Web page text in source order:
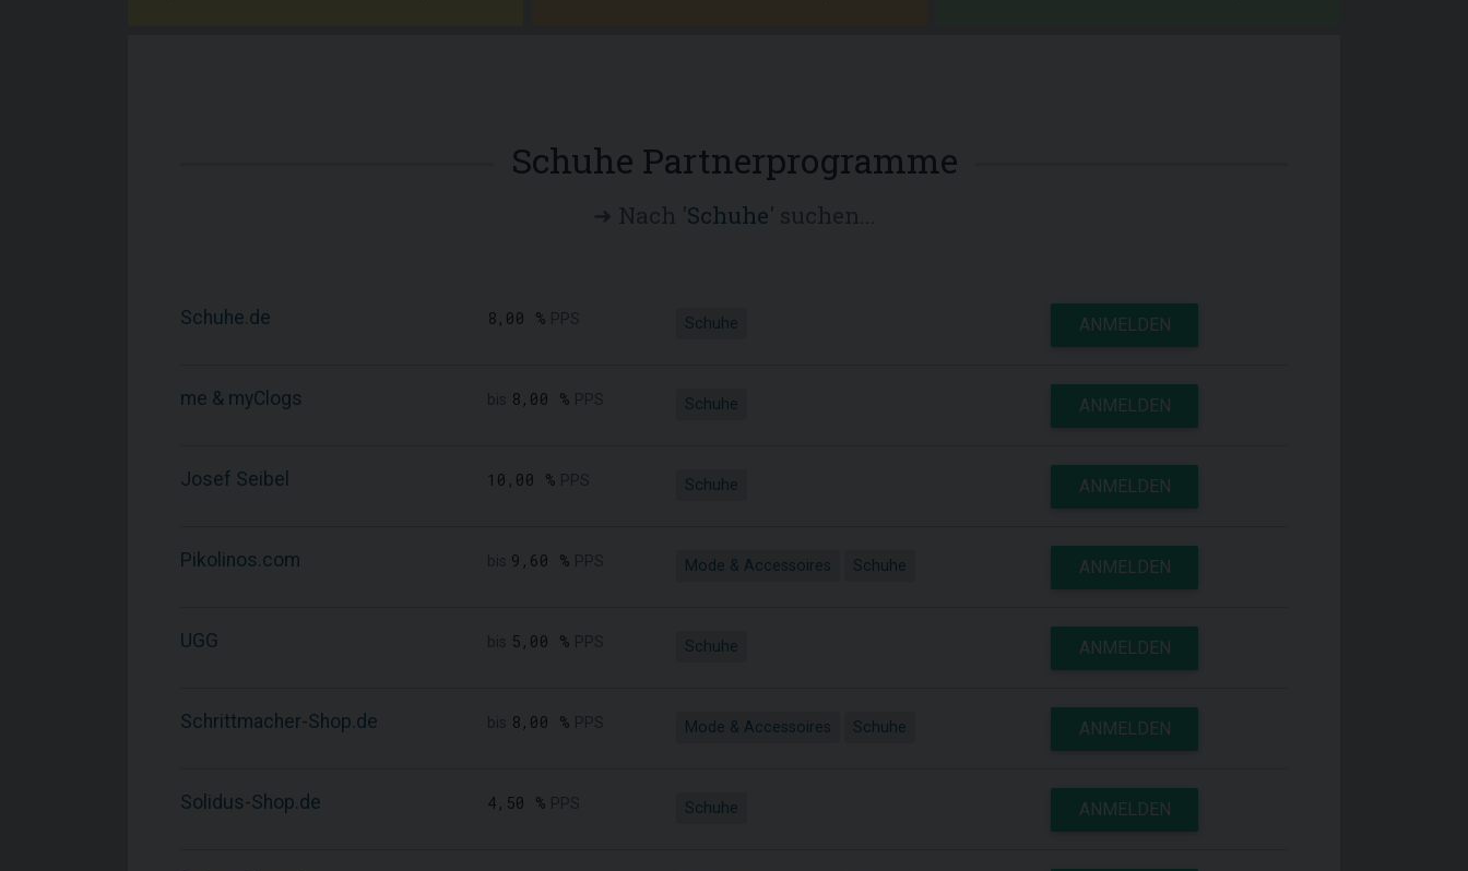
Schuhe Partnerprogramme
Schuhe
Schuhe.de 8,00 % Schuhe ANMELDEN
me & myClogs 8,00 % Schuhe ANMELDEN
Josef Seibel 10,00 % Schuhe ANMELDEN
Pikolinos.com 9,60 % Mode & Accessoires Schuhe ANMELDEN
UGG 5,00 % Schuhe ANMELDEN
Schrittmacher-Shop.de 8,00 % Mode & Accessoires Schuhe ANMELDEN
Solidus-Shop.de 4,50 % Schuhe ANMELDEN